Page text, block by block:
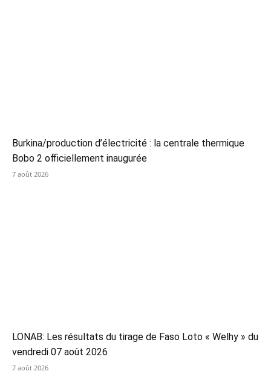
Burkina/production d’électricité : la centrale thermique
Bobo 2 officiellement inaugurée
7 août 2026
LONAB: Les résultats du tirage de Faso Loto « Welhy » du
vendredi 07 août 2026
7 août 2026